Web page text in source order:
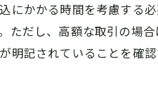
にかかる時間を考慮する
ただし、高額な取引の場
明記されていることを確